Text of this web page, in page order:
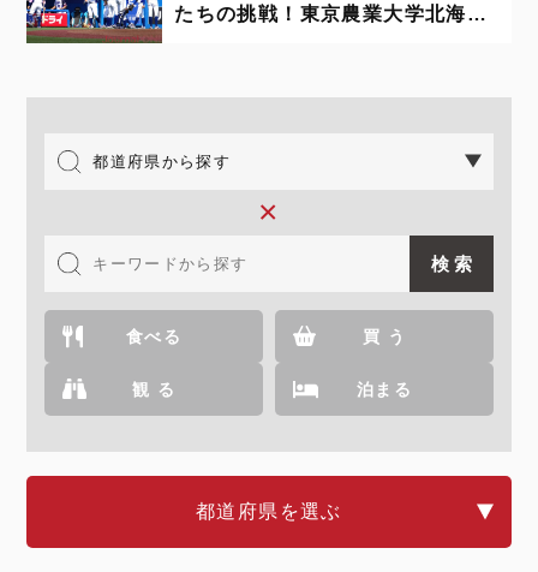
たちの挑戦！東京農業大学北海道
×
食べる 買 う
観 る 泊まる
都道府県を選ぶ